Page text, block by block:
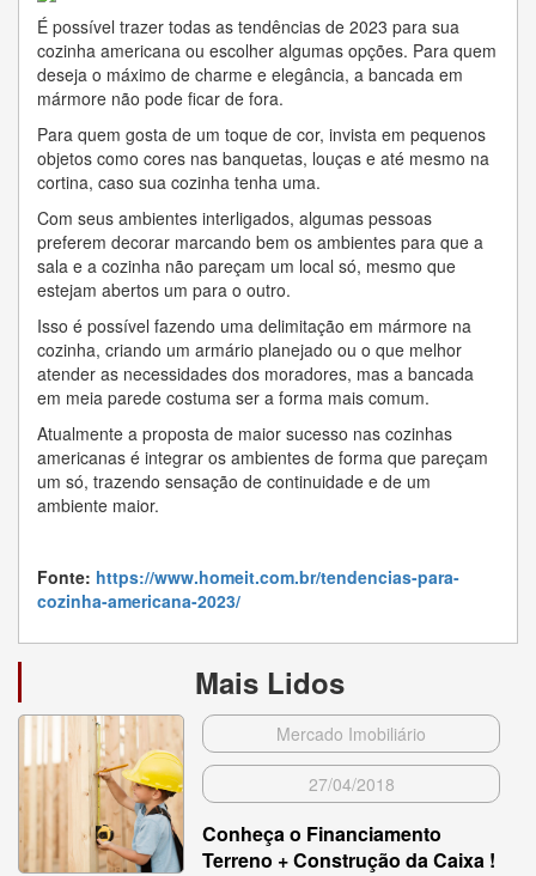
É possível trazer todas as tendências de 2023 para sua
cozinha americana ou escolher algumas opções. Para quem
deseja o máximo de charme e elegância, a bancada em
mármore não pode ficar de fora.
Para quem gosta de um toque de cor, invista em pequenos
objetos como cores nas banquetas, louças e até mesmo na
cortina, caso sua cozinha tenha uma.
Com seus ambientes interligados, algumas pessoas
preferem decorar marcando bem os ambientes para que a
sala e a cozinha não pareçam um local só, mesmo que
estejam abertos um para o outro.
Isso é possível fazendo uma delimitação em mármore na
cozinha, criando um armário planejado ou o que melhor
atender as necessidades dos moradores, mas a bancada
em meia parede costuma ser a forma mais comum.
Atualmente a proposta de maior sucesso nas cozinhas
americanas é integrar os ambientes de forma que pareçam
um só, trazendo sensação de continuidade e de um
ambiente maior.
Fonte: https://www.homeit.com.br/tendencias-para-
cozinha-americana-2023/
Mais Lidos
Mercado Imobiliário
27/04/2018
Conheça o Financiamento
Terreno + Construção da Caixa !